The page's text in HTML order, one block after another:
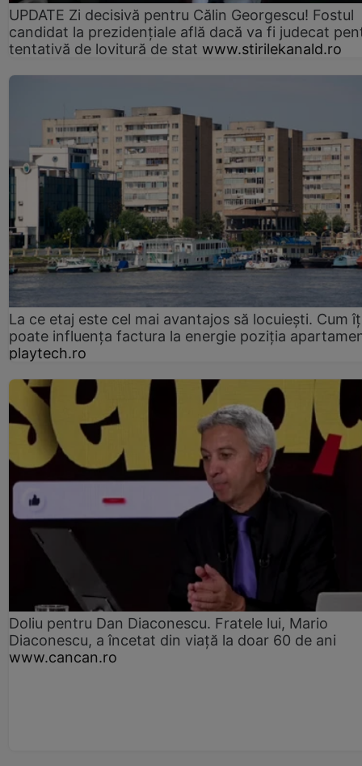
UPDATE Zi decisivă pentru Călin Georgescu! Fostul
candidat la prezidențiale află dacă va fi judecat
tentativă de lovitură de stat www.stirilekanald.ro
La ce etaj este cel mai avantajos să locuiești. Cum
poate influența factura la energie poziția
playtech.ro
Doliu pentru Dan Diaconescu. Fratele lui, Mario
Diaconescu, a încetat din viață la doar 60 de ani
www.cancan.ro